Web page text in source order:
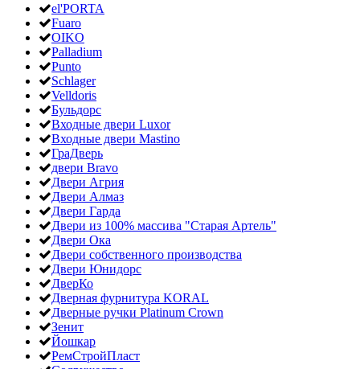
el'PORTA
Fuaro
OIKO
Palladium
Punto
Schlager
Velldoris
Бульдорс
Входные двери Luxor
Входные двери Mastino
ГраДверь
двери Bravo
Двери Агрия
Двери Алмаз
Двери Гарда
Двери из 100% массива "Старая Артель"
Двери Ока
Двери собственного производства
Двери Юнидорс
ДверКо
Дверная фурнитура KORAL
Дверные ручки Platinum Crown
Зенит
Йошкар
РемСтройПласт